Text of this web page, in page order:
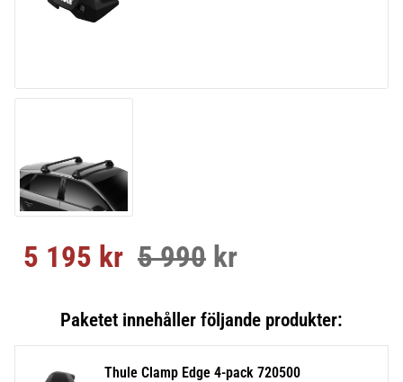
Nedsatt pris:
5 195 kr Ordinarie pris:
5 990 kr
Thule Clamp Edge 4-pack 720500